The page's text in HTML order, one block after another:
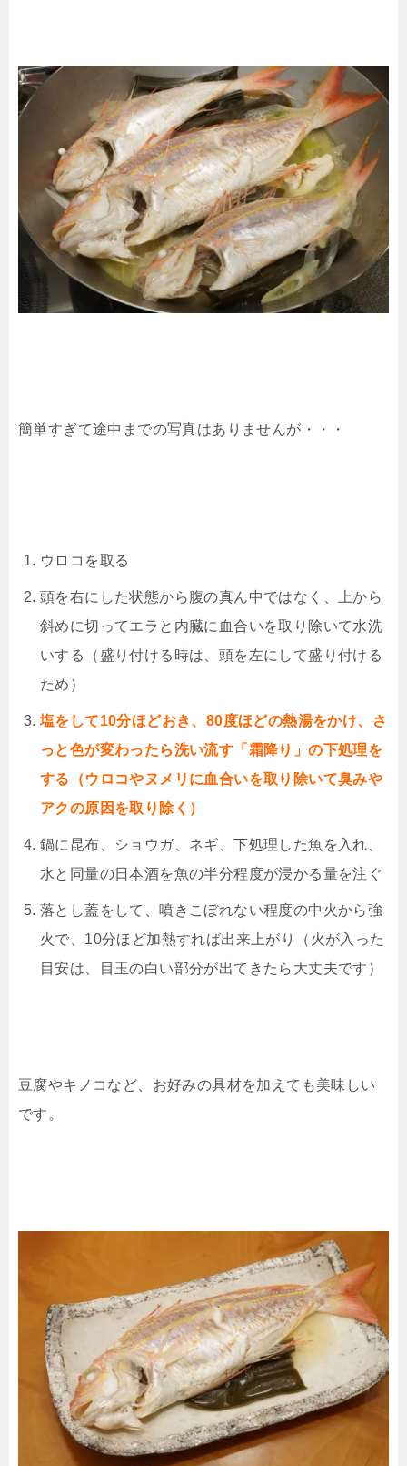
簡単すぎて途中までの写真はありませんが・・・
ウロコを取る
頭を右にした状態から腹の真ん中ではなく、上から
斜めに切ってエラと内臓に血合いを取り除いて水洗
いする（盛り付ける時は、頭を左にして盛り付ける
ため）
塩をして10分ほどおき、80度ほどの熱湯をかけ、さ
っと色が変わったら洗い流す「霜降り」の下処理を
する（ウロコやヌメリに血合いを取り除いて臭みや
アクの原因を取り除く）
鍋に昆布、ショウガ、ネギ、下処理した魚を入れ、
水と同量の日本酒を魚の半分程度が浸かる量を注ぐ
落とし蓋をして、噴きこぼれない程度の中火から強
火で、10分ほど加熱すれば出来上がり（火が入った
目安は、目玉の白い部分が出てきたら大丈夫です）
豆腐やキノコなど、お好みの具材を加えても美味しい
です。